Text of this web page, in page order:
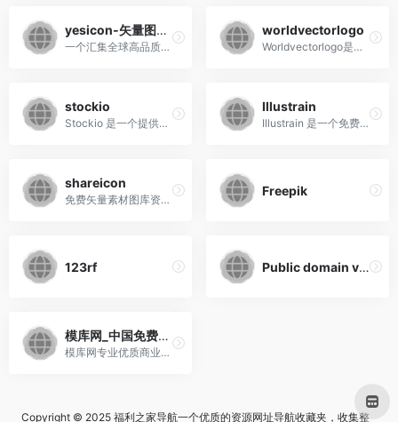
yesicon-矢量图标库
一个汇集全球高品质免费开源的矢量图标库
worldvectorlogo
Worldvectorlogo是一个国外的...
stockio
Stockio 是一个提供成千上万...
Illustrain
Illustrain 是一个免费的插画...
shareicon
免费矢量素材图库资源下载,免...
Freepik
123rf Public domain vectors 免费矢量图
模库网_中国免费设计素材图片库_优质设计模板下载网站
模库网专业优质商业素材免费...
Copyright © 2025 福利之家导航一个优质的资源网址导航收藏夹，收集整